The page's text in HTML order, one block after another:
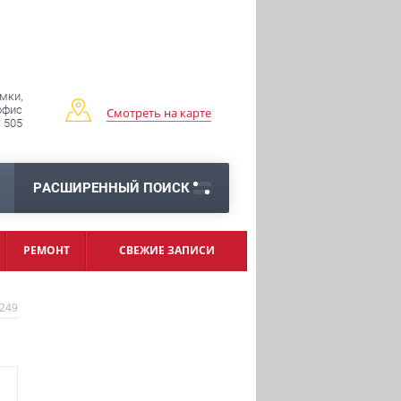
505
Смотреть на карте
РАСШИРЕННЫЙ ПОИСК
РЕМОНТ СВЕЖИЕ ЗАПИСИ